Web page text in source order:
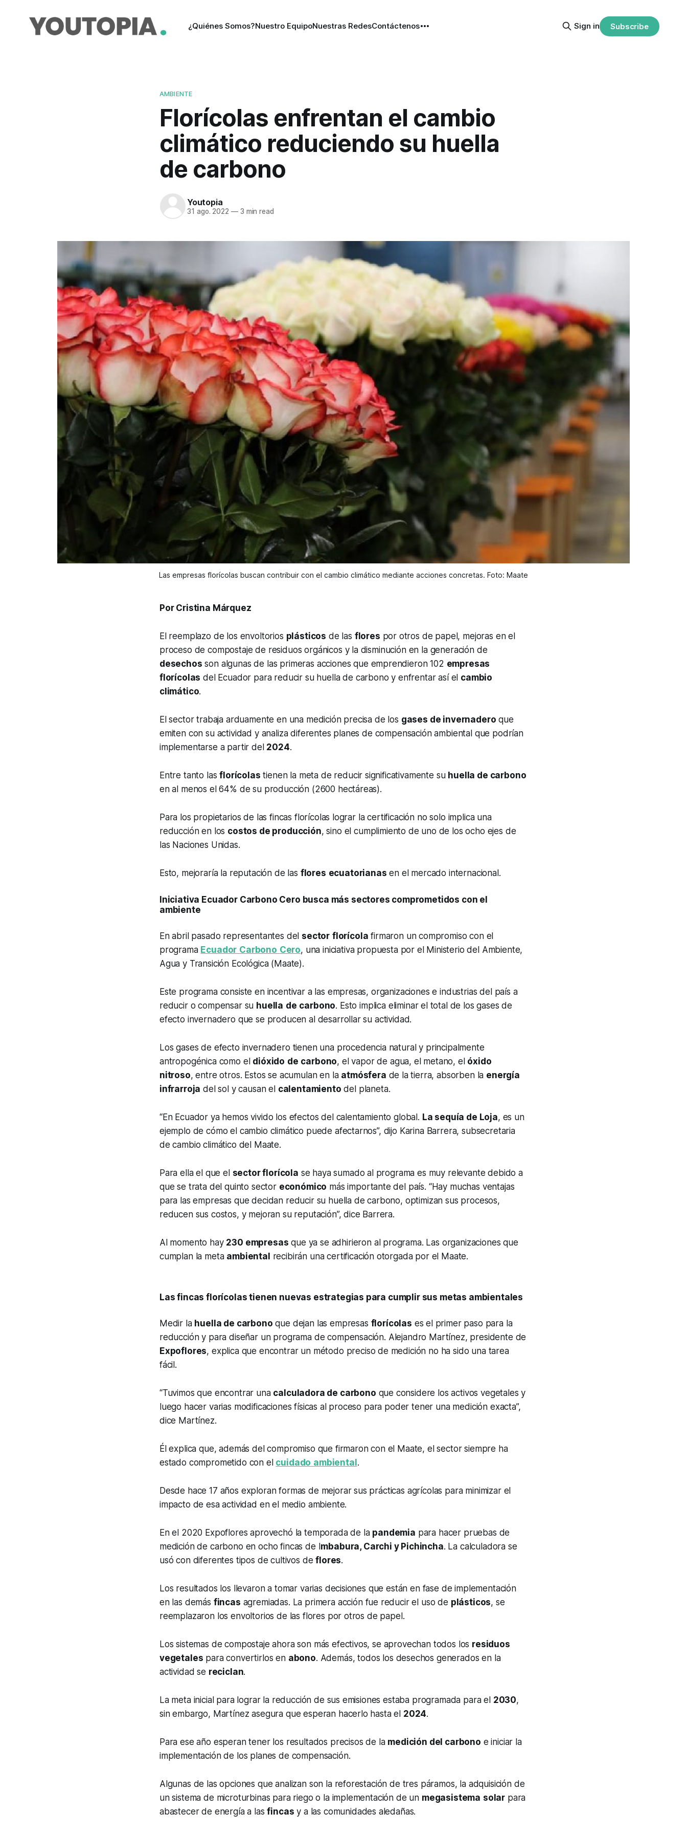
¿Quiénes Somos?Nuestro EquipoNuestras RedesContáctenos Sign in Subscribe
AMBIENTE
Florícolas enfrentan el cambio
climático reduciendo su huella
de carbono
Youtopia
31 ago. 2022 —3 min read
Las empresas florícolas buscan contribuir con el cambio climático mediante acciones concretas. Foto: Maate
Por Cristina Márquez
El reemplazo de los envoltorios plásticos de las flores por otros de papel, mejoras en el
proceso de compostaje de residuos orgánicos y la disminución en la generación de
desechos son algunas de las primeras acciones que emprendieron 102 empresas
florícolas del Ecuador para reducir su huella de carbono y enfrentar así el cambio
climático.
El sector trabaja arduamente en una medición precisa de los gases de invernadero que
emiten con su actividad y analiza diferentes planes de compensación ambiental que podrían
implementarse a partir del 2024.
Entre tanto lasflorícolas tienen la meta de reducir significativamente su huella de carbono
en al menos el 64% de su producción (2600 hectáreas).
Para los propietarios de las fincas florícolas lograr la certificación no solo implica una
reducción en los costos de producción, sino el cumplimiento de uno de los ocho ejes de
las Naciones Unidas.
Esto, mejoraría la reputación de las flores ecuatorianas en el mercado internacional.
Iniciativa Ecuador Carbono Cero busca más sectores comprometidos con el
ambiente
En abril pasado representantes del sector florícola firmaron un compromiso con el
programa Ecuador Carbono Cero, una iniciativa propuesta por el Ministerio del Ambiente,
Agua y Transición Ecológica (Maate).
Este programa consiste en incentivar a las empresas, organizaciones e industrias del país a
reducir o compensar su huella de carbono. Esto implica eliminar el total de los gases de
efecto invernadero que se producen al desarrollar su actividad.
Los gases de efecto invernadero tienen una procedencia natural y principalmente
antropogénica como el dióxido de carbono, el vapor de agua, el metano, el óxido
nitroso, entre otros. Estos se acumulan en la atmósfera de la tierra, absorben la energía
infrarroja del sol y causan el calentamiento del planeta.
“En Ecuador ya hemos vivido los efectos del calentamiento global. La sequía de Loja, es un
ejemplo de cómo el cambio climático puede afectarnos”, dijo Karina Barrera, subsecretaria
de cambio climático del Maate.
Para ella el que el sector florícola se haya sumado al programa es muy relevante debido a
que se trata del quinto sector económico más importante del país. “Hay muchas ventajas
para las empresas que decidan reducir su huella de carbono, optimizan sus procesos,
reducen sus costos, y mejoran su reputación”, dice Barrera.
Al momento hay 230 empresas que ya se adhirieron al programa. Las organizaciones que
cumplan la meta ambiental recibirán una certificación otorgada por el Maate.
Las fincas florícolas tienen nuevas estrategias para cumplir sus metas ambientales
Medir la huella de carbono que dejan las empresas florícolas es el primer paso para la
reducción y para diseñar un programa de compensación. Alejandro Martínez, presidente de
Expoflores, explica que encontrar un método preciso de medición no ha sido una tarea
fácil.
“Tuvimos que encontrar una calculadora de carbono que considere los activos vegetales y
luego hacer varias modificaciones físicas al proceso para poder tener una medición exacta”,
dice Martínez.
Él explica que, además del compromiso que firmaron con el Maate, el sector siempre ha
estado comprometido con el cuidado ambiental .
Desde hace 17 años exploran formas de mejorar sus prácticas agrícolas para minimizar el
impacto de esa actividad en el medio ambiente.
En el 2020 Expoflores aprovechó la temporada de la pandemia para hacer pruebas de
medición de carbono en ocho fincas de I mbabura, Carchi y Pichincha. La calculadora se
usó con diferentes tipos de cultivos deflores.
Los resultados los llevaron a tomar varias decisiones que están en fase de implementación
en las demás fincas agremiadas. La primera acción fue reducir el uso de plásticos, se
reemplazaron los envoltorios de las flores por otros de papel.
Los sistemas de compostaje ahora son más efectivos, se aprovechan todos los residuos
vegetales para convertirlos en abono. Además, todos los desechos generados en la
actividad se reciclan.
La meta inicial para lograr la reducción de sus emisiones estaba programada para el 2030,
sin embargo, Martínez asegura que esperan hacerlo hasta el 2024.
Para ese año esperan tener los resultados precisos de la medición del carbono e iniciar la
implementación de los planes de compensación.
Algunas de las opciones que analizan son la reforestación de tres páramos, la adquisición de
un sistema de microturbinas para riego o la implementación de un megasistema solar para
abastecer de energía a lasfincas y a las comunidades aledañas.